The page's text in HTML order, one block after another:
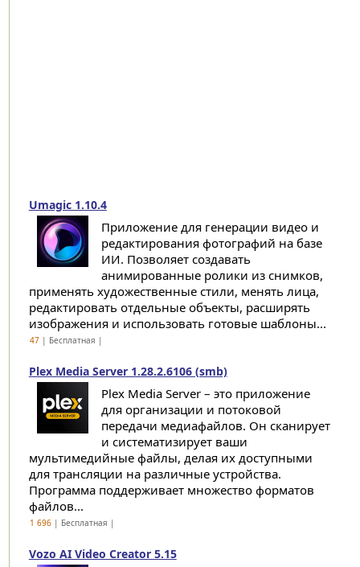
Umagic 1.10.4
Приложение для генерации видео и
редактирования фотографий на базе
ИИ. Позволяет создавать
анимированные ролики из снимков,
применять художественные стили, менять лица,
редактировать отдельные объекты, расширять
изображения и использовать готовые шаблоны...
47| Бесплатная |
Plex Media Server 1.28.2.6106 (smb)
Plex Media Server – это приложение
для организации и потоковой
передачи медиафайлов. Он сканирует
и систематизирует ваши
мультимедийные файлы, делая их доступными
для трансляции на различные устройства.
Программа поддерживает множество форматов
файлов...
1 696| Бесплатная |
Vozo AI Video Creator 5.15